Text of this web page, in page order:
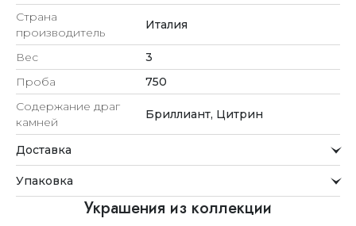
Страна
производитель
Италия
Вес
3
Проба
750
Содержание драг
камней
Бриллиант, Цитрин
Доставка
Мы стремимся обрабатывать заказы максимально
быстро и доставлять их прямо до вашей двери в
удобное для вас время.
Упаковка
Внимание к деталямУкрашения из коллекции